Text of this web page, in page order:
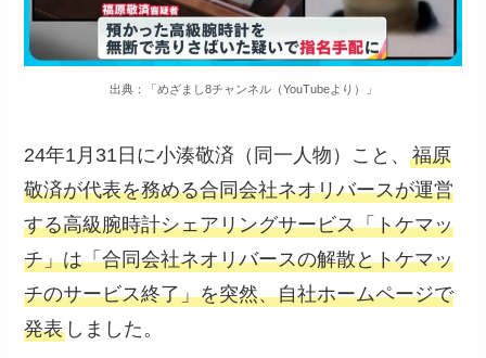
出典：「めざまし8チャンネル（YouTubeより）」
24年1月31日に小湊敬済（同一人物）こと、福原
敬済が代表を務める合同会社ネオリバースが運営
する高級腕時計シェアリングサービス「トケマッ
チ」は「合同会社ネオリバースの解散とトケマッ
チのサービス終了」を突然、自社ホームページで
発表 しました。